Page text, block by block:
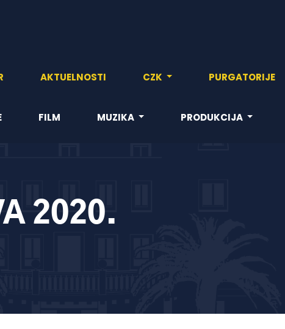
AKTUELNOSTI CZK PURGATORIJE
FILM MUZIKA PRODUKCIJA
2020.